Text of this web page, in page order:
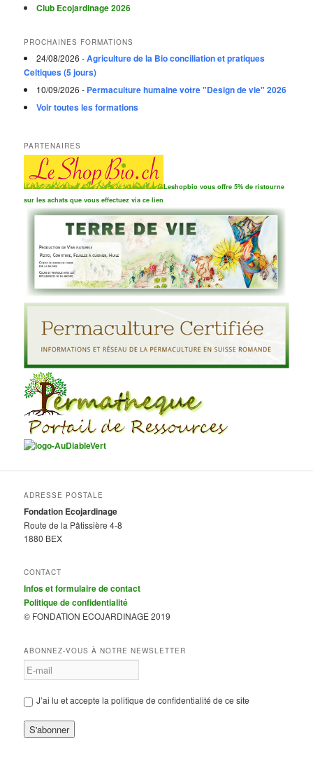
Club Ecojardinage 2026
PROCHAINES FORMATIONS
24/08/2026 -Agriculture de la Bio conciliation et pratiques
Celtiques (5 jours)
10/09/2026 - Permaculture humaine votre "Design de vie" 2026
Voir toutes les formations
PARTENAIRES
Leshopbio vous offre 5% de ristourne
sur les achats que vous effectuez via ce lien
ADRESSE POSTALE
Fondation Ecojardinage
Route de la Pâtissière 4-8
1880 BEX
CONTACT
Infos et formulaire de contact
Politique de confidentialité
© FONDATION ECOJARDINAGE 2019
ABONNEZ-VOUS À NOTRE NEWSLETTER
J’ai lu et accepte la politique de confidentialité de ce site